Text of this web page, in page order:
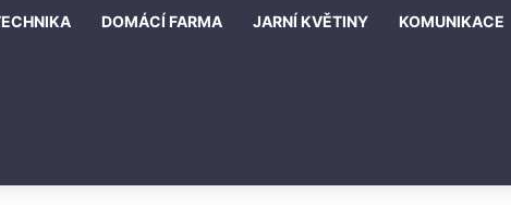
DOMÁCÍ FARMA JARNÍ KVĚTINY KOMUNIKACE